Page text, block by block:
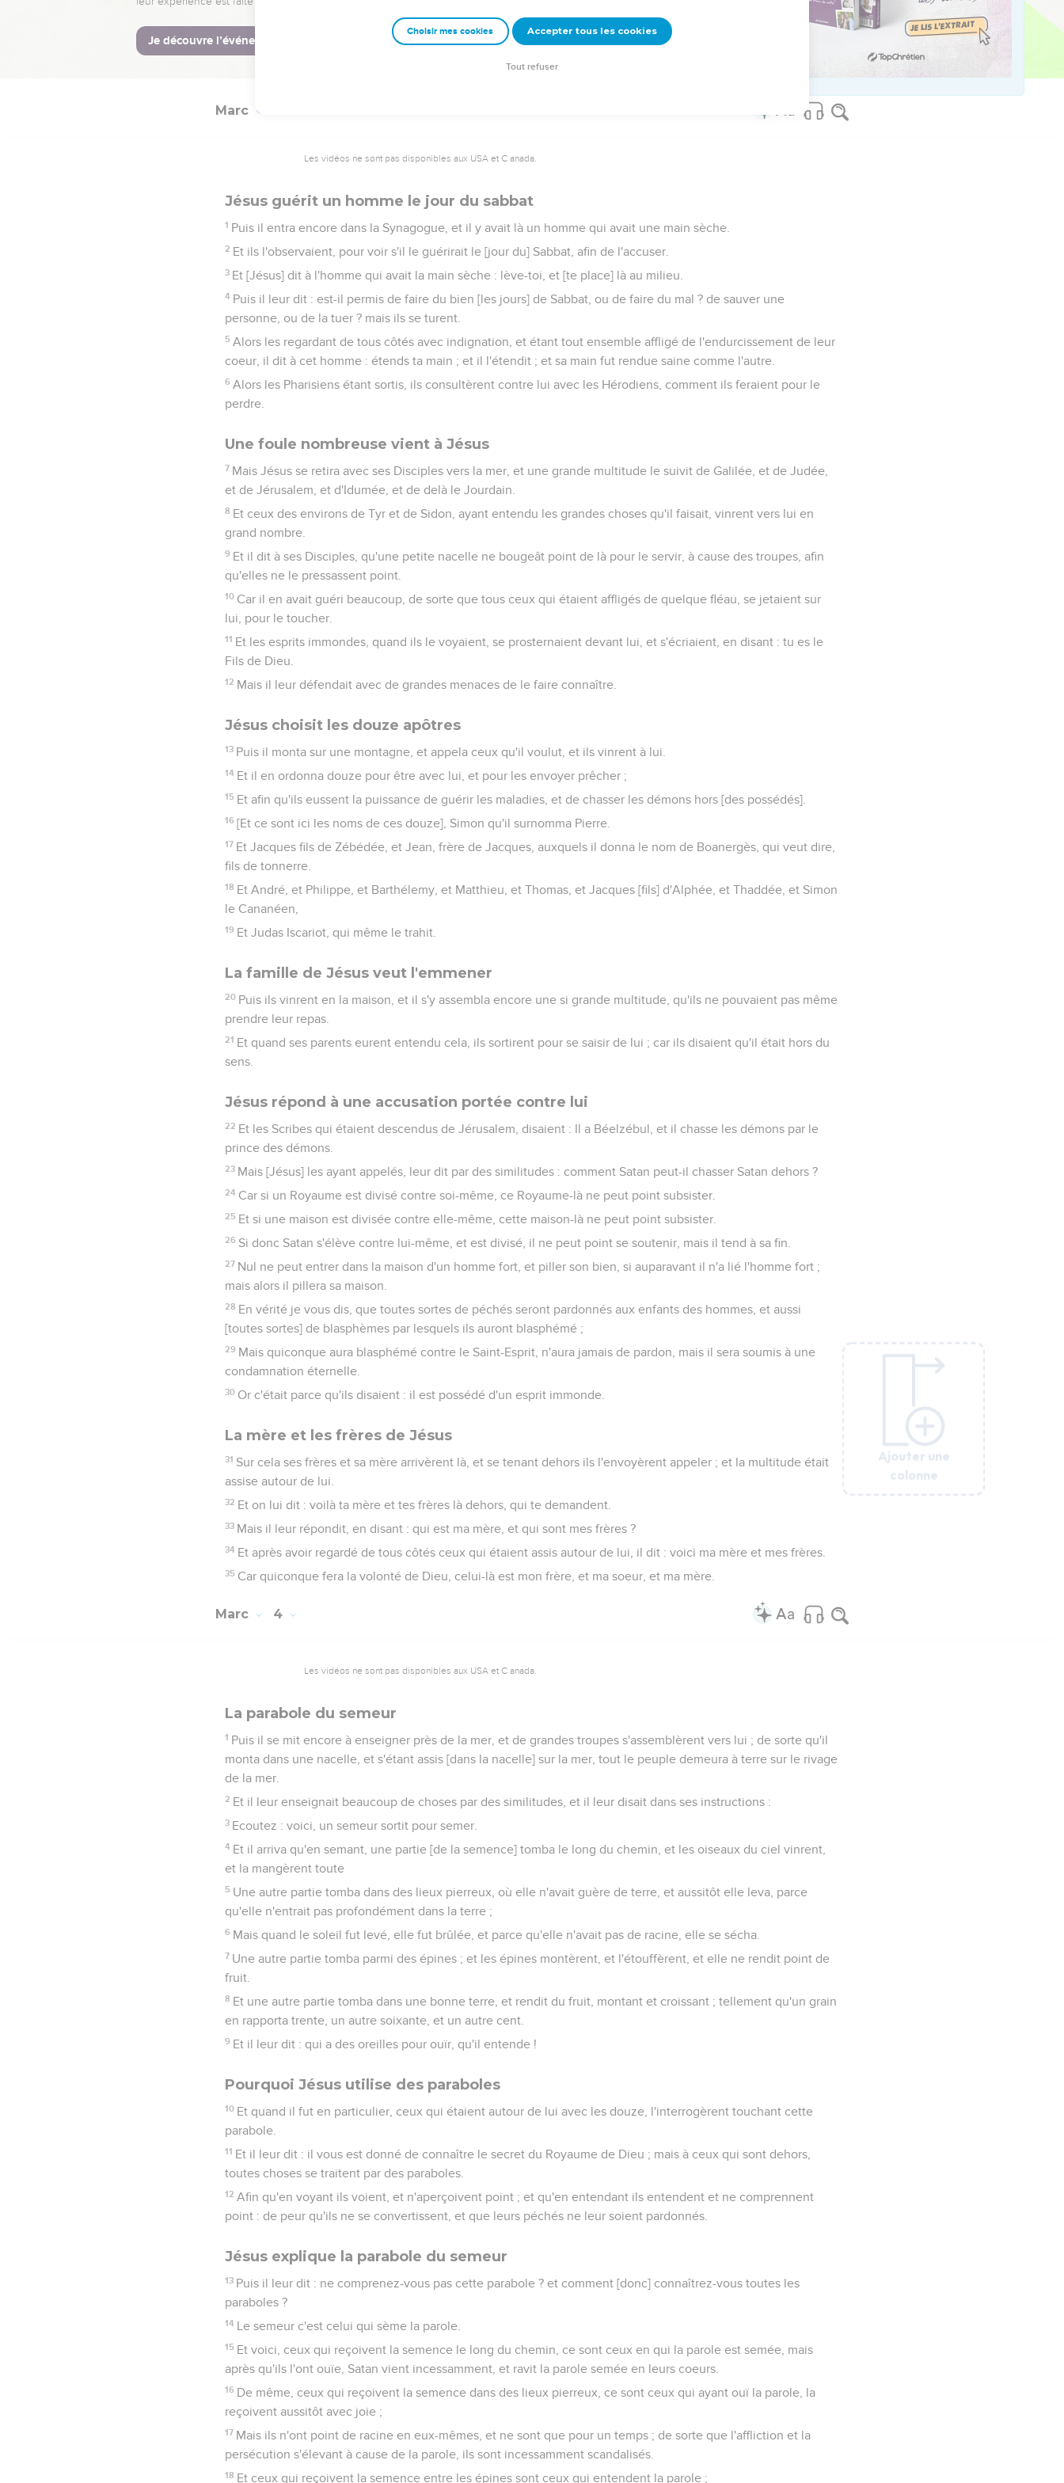
27 Puis il leur dit : le Sabbat est fait pour l'homme, et non pas l'homme pour le Sabbat.
De sorte que le Fils de l'homme est Seigneur même du Sabbat.
Ajouter une
colonne
Marc
Les vidéos ne sont pas disponibles aux USA et C anada.
Jésus guérit un homme le jour du sabbat
1 Puis il entra encore dans la Synagogue, et il y avait là un homme qui avait une main sèche.
2 Et ils l'observaient, pour voir s'il le guérirait le [jour du] Sabbat, afin de l'accuser.
3 Et [Jésus] dit à l'homme qui avait la main sèche : lève-toi, et [te place] là au milieu.
4 Puis il leur dit : est-il permis de faire du bien [les jours] de Sabbat, ou de faire du mal ? de sauver une
personne, ou de la tuer ? mais ils se turent.
5 Alors les regardant de tous côtés avec indignation, et étant tout ensemble affligé de l'endurcissement de leur
coeur, il dit à cet homme : étends ta main ; et il l'étendit ; et sa main fut rendue saine comme l'autre.
6 Alors les Pharisiens étant sortis, ils consultèrent contre lui avec les Hérodiens, comment ils feraient pour le
perdre.
Une foule nombreuse vient à Jésus
7 Mais Jésus se retira avec ses Disciples vers la mer, et une grande multitude le suivit de Galilée, et de Judée,
et de Jérusalem, et d'Idumée, et de delà le Jourdain.
8 Et ceux des environs de Tyr et de Sidon, ayant entendu les grandes choses qu'il faisait, vinrent vers lui en
grand nombre.
9 Et il dit à ses Disciples, qu'une petite nacelle ne bougeât point de là pour le servir, à cause des troupes, afin
qu'elles ne le pressassent point.
10 Car il en avait guéri beaucoup, de sorte que tous ceux qui étaient affligés de quelque fléau, se jetaient sur
lui, pour le toucher.
11 Et les esprits immondes, quand ils le voyaient, se prosternaient devant lui, et s'écriaient, en disant : tu es le
Fils de Dieu.
12 Mais il leur défendait avec de grandes menaces de le faire connaître.
Jésus choisit les douze apôtres
13 Puis il monta sur une montagne, et appela ceux qu'il voulut, et ils vinrent à lui.
14 Et il en ordonna douze pour être avec lui, et pour les envoyer prêcher ;
15 Et afin qu'ils eussent la puissance de guérir les maladies, et de chasser les démons hors [des possédés].
16 [Et ce sont ici les noms de ces douze], Simon qu'il surnomma Pierre.
17 Et Jacques fils de Zébédée, et Jean, frère de Jacques, auxquels il donna le nom de Boanergès, qui veut dire,
fils de tonnerre.
18 Et André, et Philippe, et Barthélemy, et Matthieu, et Thomas, et Jacques [fils] d'Alphée, et Thaddée, et Simon
le Cananéen,
19 Et Judas Iscariot, qui même le trahit.
La famille de Jésus veut l'emmener
20 Puis ils vinrent en la maison, et il s'y assembla encore une si grande multitude, qu'ils ne pouvaient pas même
prendre leur repas.
21 Et quand ses parents eurent entendu cela, ils sortirent pour se saisir de lui ; car ils disaient qu'il était hors du
sens.
Jésus répond à une accusation portée contre lui
22 Et les Scribes qui étaient descendus de Jérusalem, disaient : Il a Béelzébul, et il chasse les démons par le
prince des démons.
23 Mais [Jésus] les ayant appelés, leur dit par des similitudes : comment Satan peut-il chasser Satan dehors ?
24 Car si un Royaume est divisé contre soi-même, ce Royaume-là ne peut point subsister.
25 Et si une maison est divisée contre elle-même, cette maison-là ne peut point subsister.
26 Si donc Satan s'élève contre lui-même, et est divisé, il ne peut point se soutenir, mais il tend à sa fin.
27 Nul ne peut entrer dans la maison d'un homme fort, et piller son bien, si auparavant il n'a lié l'homme fort ;
mais alors il pillera sa maison.
28 En vérité je vous dis, que toutes sortes de péchés seront pardonnés aux enfants des hommes, et aussi
[toutes sortes] de blasphèmes par lesquels ils auront blasphémé ;
29 Mais quiconque aura blasphémé contre le Saint-Esprit, n'aura jamais de pardon, mais il sera soumis à une
condamnation éternelle.
30 Or c'était parce qu'ils disaient : il est possédé d'un esprit immonde.
La mère et les frères de Jésus
31 Sur cela ses frères et sa mère arrivèrent là, et se tenant dehors ils l'envoyèrent appeler ; et la multitude était
assise autour de lui.
32 Et on lui dit : voilà ta mère et tes frères là dehors, qui te demandent.
33 Mais il leur répondit, en disant : qui est ma mère, et qui sont mes frères ?
34 Et après avoir regardé de tous côtés ceux qui étaient assis autour de lui, il dit : voici ma mère et mes frères.
35 Car quiconque fera la volonté de Dieu, celui-là est mon frère, et ma soeur, et ma mère.
Ajouter une
colonne
Marc 4
Les vidéos ne sont pas disponibles aux USA et C anada.
La parabole du semeur
1 Puis il se mit encore à enseigner près de la mer, et de grandes troupes s'assemblèrent vers lui ; de sorte qu'il
monta dans une nacelle, et s'étant assis [dans la nacelle] sur la mer, tout le peuple demeura à terre sur le rivage
de la mer.
2 Et il leur enseignait beaucoup de choses par des similitudes, et il leur disait dans ses instructions :
3 Ecoutez : voici, un semeur sortit pour semer.
4 Et il arriva qu'en semant, une partie [de la semence] tomba le long du chemin, et les oiseaux du ciel vinrent,
et la mangèrent toute
5 Une autre partie tomba dans des lieux pierreux, où elle n'avait guère de terre, et aussitôt elle leva, parce
qu'elle n'entrait pas profondément dans la terre ;
6 Mais quand le soleil fut levé, elle fut brûlée, et parce qu'elle n'avait pas de racine, elle se sécha.
7 Une autre partie tomba parmi des épines ; et les épines montèrent, et l'étouffèrent, et elle ne rendit point de
fruit.
8 Et une autre partie tomba dans une bonne terre, et rendit du fruit, montant et croissant ; tellement qu'un grain
en rapporta trente, un autre soixante, et un autre cent.
9 Et il leur dit : qui a des oreilles pour ouïr, qu'il entende !
Pourquoi Jésus utilise des paraboles
10 Et quand il fut en particulier, ceux qui étaient autour de lui avec les douze, l'interrogèrent touchant cette
parabole.
11 Et il leur dit : il vous est donné de connaître le secret du Royaume de Dieu ; mais à ceux qui sont dehors,
toutes choses se traitent par des paraboles.
12 Afin qu'en voyant ils voient, et n'aperçoivent point ; et qu'en entendant ils entendent et ne comprennent
point : de peur qu'ils ne se convertissent, et que leurs péchés ne leur soient pardonnés.
Jésus explique la parabole du semeur
13 Puis il leur dit : ne comprenez-vous pas cette parabole ? et comment [donc] connaîtrez-vous toutes les
paraboles ?
14 Le semeur c'est celui qui sème la parole.
15 Et voici, ceux qui reçoivent la semence le long du chemin, ce sont ceux en qui la parole est semée, mais
après qu'ils l'ont ouïe, Satan vient incessamment, et ravit la parole semée en leurs coeurs.
16 De même, ceux qui reçoivent la semence dans des lieux pierreux, ce sont ceux qui ayant ouï la parole, la
reçoivent aussitôt avec joie ;
17 Mais ils n'ont point de racine en eux-mêmes, et ne sont que pour un temps ; de sorte que l'affliction et la
persécution s'élevant à cause de la parole, ils sont incessamment scandalisés.
18 Et ceux qui reçoivent la semence entre les épines sont ceux qui entendent la parole ;
Ajouter une
colonne
Ajouter une
colonne
Ajouter une
colonne
Choisir mes cookies Accepter tous les cookies
Tout refuser